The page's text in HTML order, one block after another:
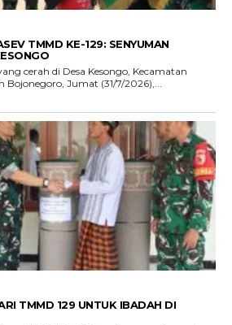
TMMD KE-129: SENYUMAN
cerah di Desa Kesongo, Kecamatan
Bojonegoro, Jumat (31/7/2026),...
TMMD 129 UNTUK IBADAH DI